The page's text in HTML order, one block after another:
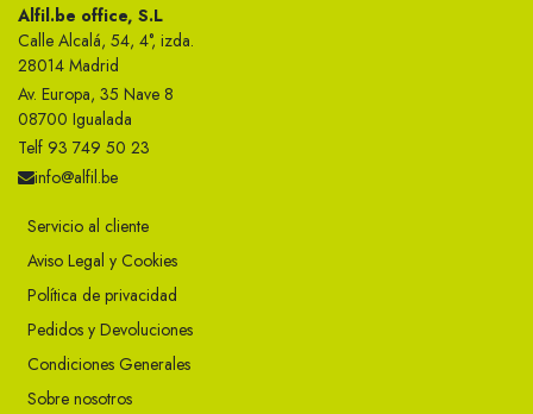
Alfil.be office, S.L
Calle Alcalá, 54, 4°, izda.
28014 Madrid
Av. Europa, 35 Nave 8
08700 Igualada
Telf 93 749 50 23
info@alfil.be
Servicio al cliente
Aviso Legal y Cookies
Política de privacidad
Pedidos y Devoluciones
Condiciones Generales
Sobre nosotros